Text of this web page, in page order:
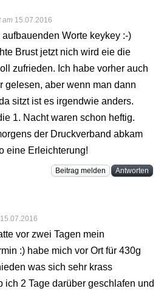
am 15.07.2016
Worte keykey :-)
Brust jetzt nich wird eie die
zufrieden. Ich habe vorher auch
gelesen, aber wenn man dann
sitzt ist es irgendwie anders.
1. Nacht waren schon heftig.
der Druckverband abkam
eine Erleichterung!
Beitrag melden Antworten
15.07.2016
vor zwei Tagen mein
:) habe mich vor Ort für 430g
was sich sehr krass
ich 2 Tage darüber geschlafen und